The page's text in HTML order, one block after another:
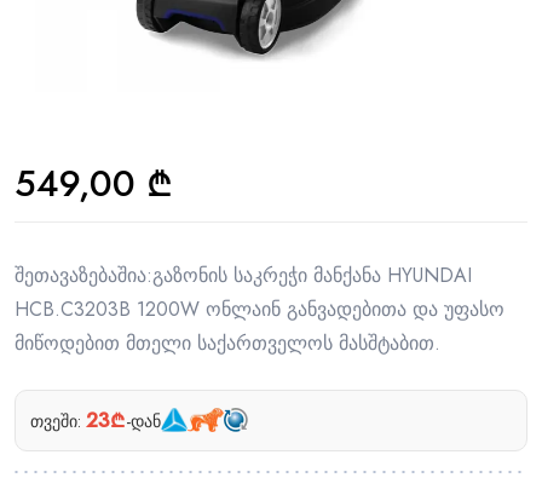
549,00 ₾
შეთავაზებაშია:გაზონის საკრეჭი მანქანა HYUNDAI
HCB.C3203B 1200W ონლაინ განვადებითა და უფასო
მიწოდებით მთელი საქართველოს მასშტაბით.
თვეში: 23₾-დან